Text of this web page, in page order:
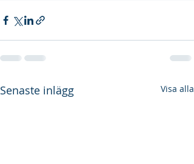
Senaste inlägg Visa alla